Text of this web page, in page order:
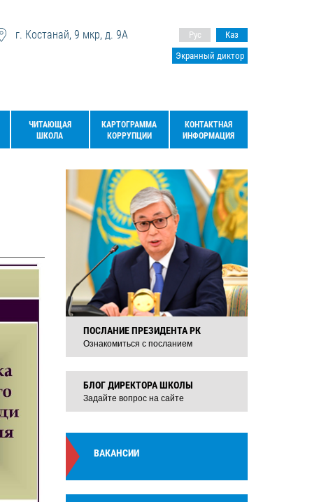
г. Костанай, 9 мкр, д. 9А Рус
Каз
Экранный диктор
ЧИТАЮЩАЯ
ШКОЛА
КАРТОГРАММА
КОРРУПЦИИ
КОНТАКТНАЯ
ИНФОРМАЦИЯ
ПОСЛАНИЕ ПРЕЗИДЕНТА РК
Ознакомиться с посланием
БЛОГ ДИРЕКТОРА ШКОЛЫ
Задайте вопрос на сайте
ВАКАНСИИ